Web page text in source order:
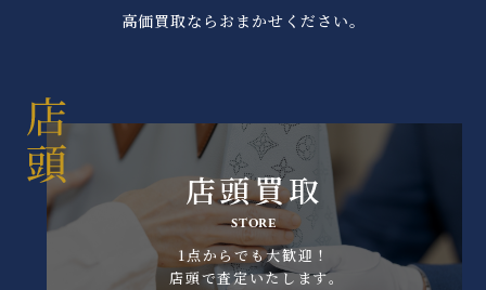
高価買取ならおまかせください。
店頭買取
STORE
1点からでも大歓迎！
店頭で査定いたします｡